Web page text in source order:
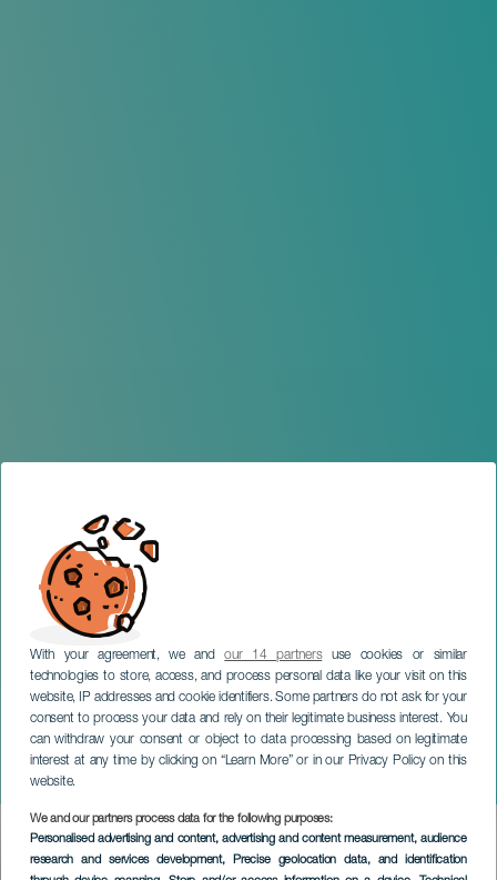
With your agreement, we andour 14 partnersuse cookies or similar
technologies to store, access, and process personal data like your visit on this
website, IP addresses and cookie identifiers. Some partners do not ask for your
consent to process your data and rely on their legitimate business interest. You
can withdraw your consent or object to data processing based on legitimate
interest at any time by clicking on “Learn More” or in our Privacy Policy on this
website.
We and our partners process data for the following purposes:
Personalised advertising and content, advertising and content measurement, audience
research and services development, Precise geolocation data, and identification
Encuentros de Timple
LA GRACIOSA
Imagen
Listado